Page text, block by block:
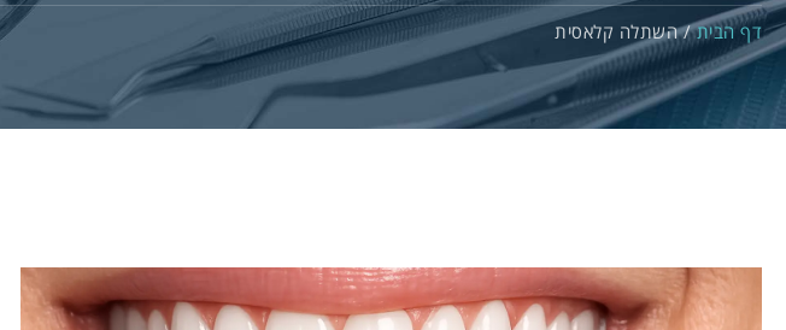
דף הבית/השתלה קלאסית